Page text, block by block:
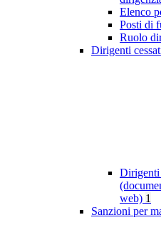
Elenco
Posti di
Ruolo
Dirigenti
Dirigenti
web) 1
Sanzioni per